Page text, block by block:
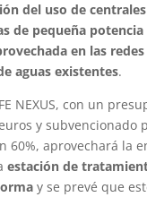
del uso de centrales
de pequeña
en las redes
aguas existentes.
NEXUS, con un
y subvencionado
60%, aprovechará la
estación de
y se prevé que